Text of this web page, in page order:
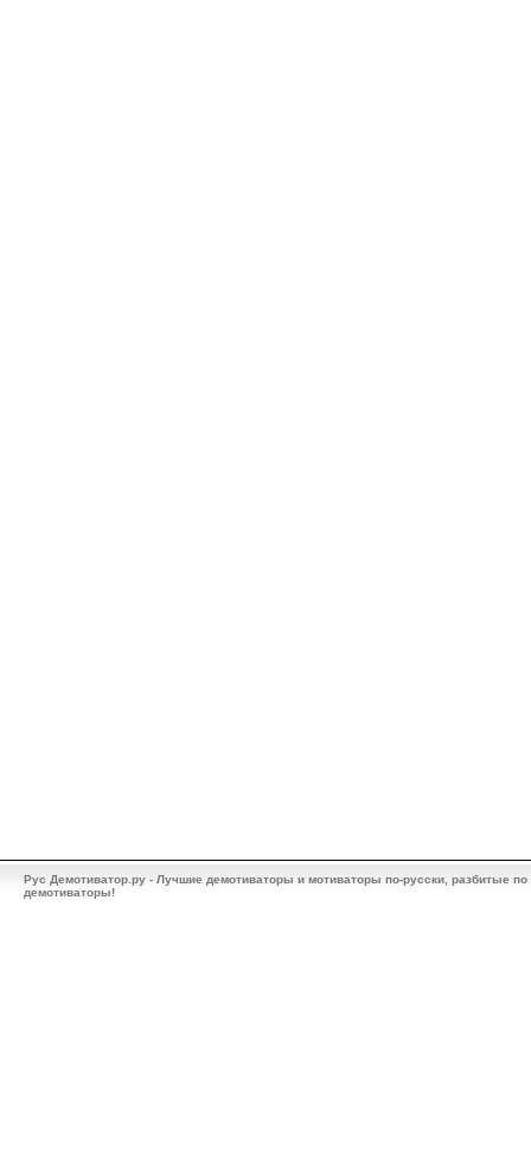
Рус Демотиватор.ру - Лучшие демотиваторы и мотиваторы по-русски, разбитые
демотиваторы!